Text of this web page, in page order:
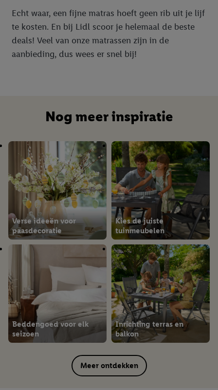
Echt waar, een fijne matras hoeft geen rib uit je lijf
te kosten. En bij Lidl scoor je helemaal de beste
deals! Veel van onze matrassen zijn in de
aanbieding, dus wees er snel bij!
Nog meer inspiratie
Verse ideeën voor
paasdecoratie
Kies de juiste
tuinmeubelen
Beddengoed voor elk
seizoen
Inrichting terras en
balkon
Meer ontdekken